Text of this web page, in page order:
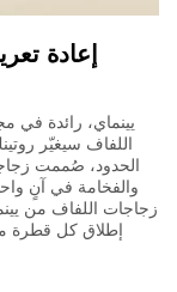
إعادة
يينماي، رائدة في
اللفاف سيغيّر
الحدود، صُممت
والفخامة في آنٍ
زجاجات اللفاف من
إطلاق كل قطرة